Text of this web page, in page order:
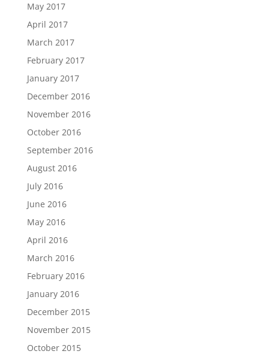
May 2017
April 2017
March 2017
February 2017
January 2017
December 2016
November 2016
October 2016
September 2016
August 2016
July 2016
June 2016
May 2016
April 2016
March 2016
February 2016
January 2016
December 2015
November 2015
October 2015